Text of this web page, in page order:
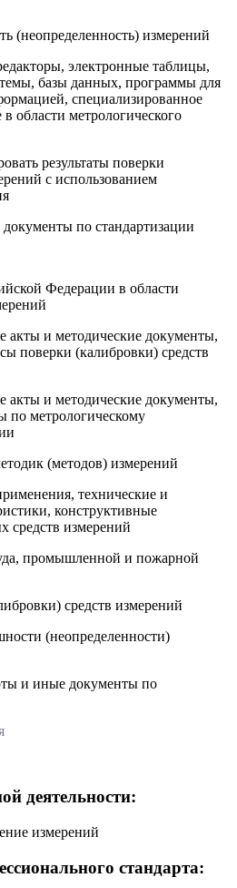
(неопределенность) измерений
электронные таблицы,
базы данных, программы для
специализированное
области метрологического
результаты поверки
с использованием
по стандартизации
Федерации в области
акты и методические документы,
поверки (калибровки) средств
акты и методические документы,
по метрологическому
(методов) измерений
технические и
конструктивные
средств измерений
промышленной и пожарной
средств измерений
(неопределенности)
и иные документы по
деятельности:
измерений
стандарта: